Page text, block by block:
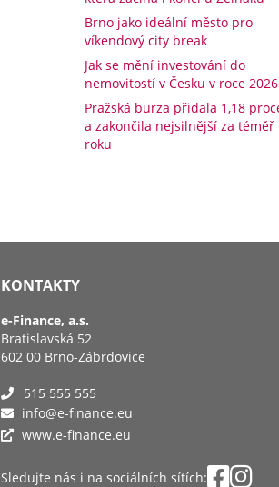
Brno jako ideální město pro
víkendový city break
Jak se mění investování do
nemovitostí v Česku v roce 2026
Pražská burza přidala 1,18
a zakončila nejsilnější za téměř
roku
KONTAKTY
e-Finance, a.s.
Bratislavská 52
602 00 Brno-Zábrdovice
515 555 555
info@e-finance.eu
www.e-finance.eu
Sledujte nás i na sociálních sítích: